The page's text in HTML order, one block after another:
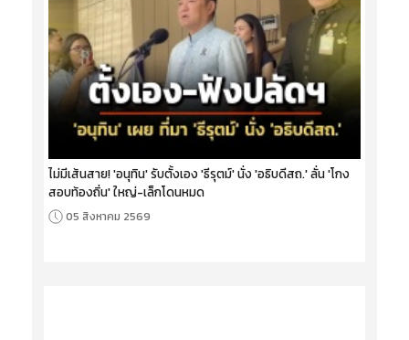
ไม่มีเส้นสาย! 'อนุทิน' รับตั้งเอง 'ธีรุตม์' นั่ง 'อธิบดีสถ.' ลั่น 'โกง
สอบท้องถิ่น' ใหญ่-เล็กโดนหมด
05 สิงหาคม 2569